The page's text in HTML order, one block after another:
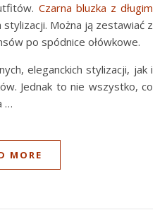
Czarna bluzka z długim
stylizacji. Można ją zestawiać z
po spódnice ołówkowe.
eleganckich stylizacji, jak i
Jednak to nie wszystko, co
…
MORE